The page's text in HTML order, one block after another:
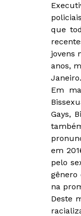
que
jovens
anos,
Janeiro.
Em
Gays,
em
pelo
gênero
na
Deste